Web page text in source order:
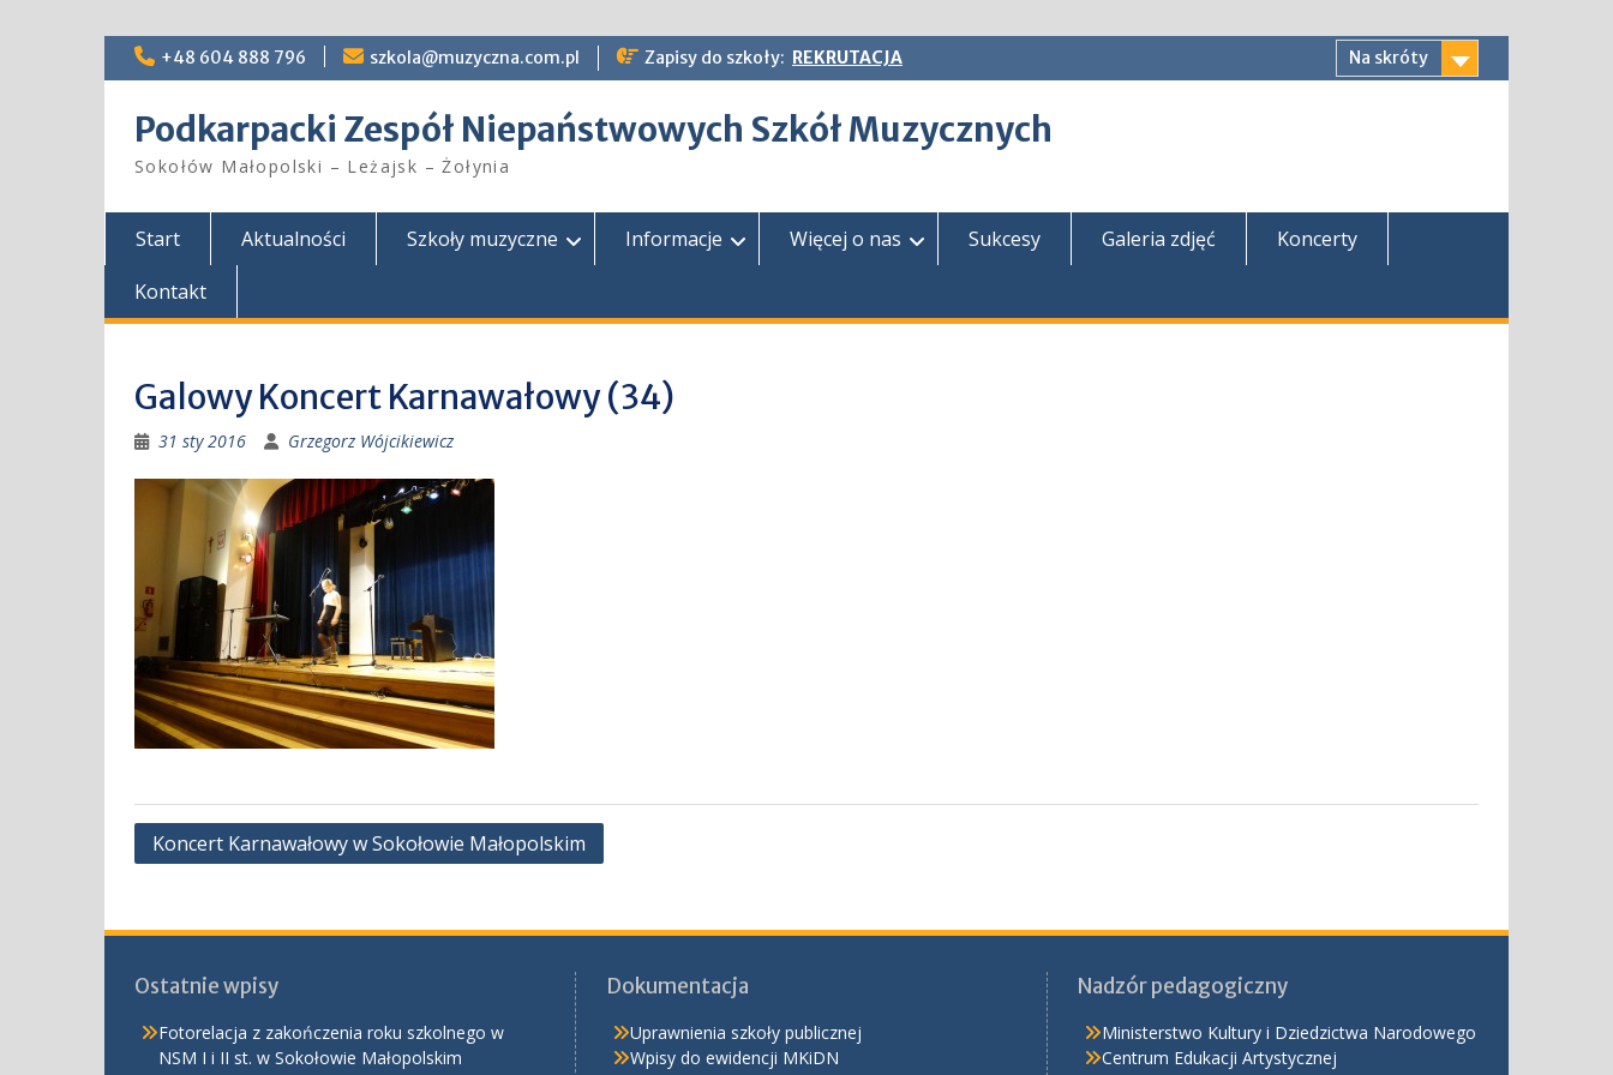
Skip
+48 604 888 796 szkola@muzyczna.com.pl Zapisy do szkoły: REKRUTACJA Na skróty
Podkarpacki Zespół Niepaństwowych Szkół Muzycznych
Sokołów Małopolski – Leżajsk – Żołynia
Start Aktualności Szkoły muzyczne Informacje Więcej o nas Sukcesy Galeria zdjęć
Koncerty
Kontakt
Galowy Koncert Karnawałowy (34)
31 sty 2016 Grzegorz Wójcikiewicz
Nawigacja
Koncert Karnawałowy w Sokołowie Małopolskim
Ostatnie wpisy
Fotorelacja z zakończenia roku szkolnego w
NSM I i II st. w Sokołowie Małopolskim
Dokumentacja
Uprawnienia szkoły publicznej
Wpisy do ewidencji MKiDN
Nadzór pedagogiczny
Ministerstwo Kultury i Dziedzictwa Narodowego
Centrum Edukacji Artystycznej